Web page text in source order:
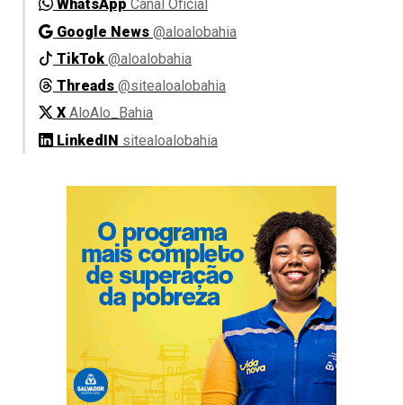
WhatsApp Canal Oficial
Google News @aloalobahia
TikTok @aloalobahia
Threads @sitealoalobahia
X AloAlo_Bahia
LinkedIN sitealoalobahia